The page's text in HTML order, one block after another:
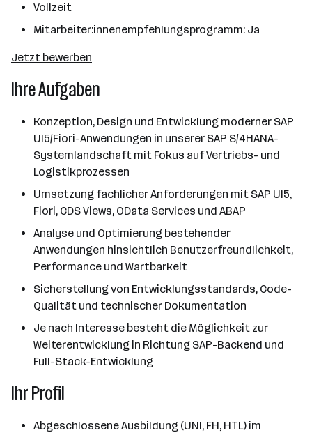
Vollzeit
Mitarbeiter:innenempfehlungsprogramm: Ja
Jetzt bewerben
Ihre Aufgaben
Konzeption, Design und Entwicklung moderner SAP
UI5/Fiori-Anwendungen in unserer SAP S/4HANA-
Systemlandschaft mit Fokus auf Vertriebs- und
Logistikprozessen
Umsetzung fachlicher Anforderungen mit SAP UI5,
Fiori, CDS Views, OData Services und ABAP
Analyse und Optimierung bestehender
Anwendungen hinsichtlich Benutzerfreundlichkeit,
Performance und Wartbarkeit
Sicherstellung von Entwicklungsstandards, Code-
Qualität und technischer Dokumentation
Je nach Interesse besteht die Möglichkeit zur
Weiterentwicklung in Richtung SAP-Backend und
Full-Stack-Entwicklung
Ihr Profil
Abgeschlossene Ausbildung (UNI, FH, HTL) im